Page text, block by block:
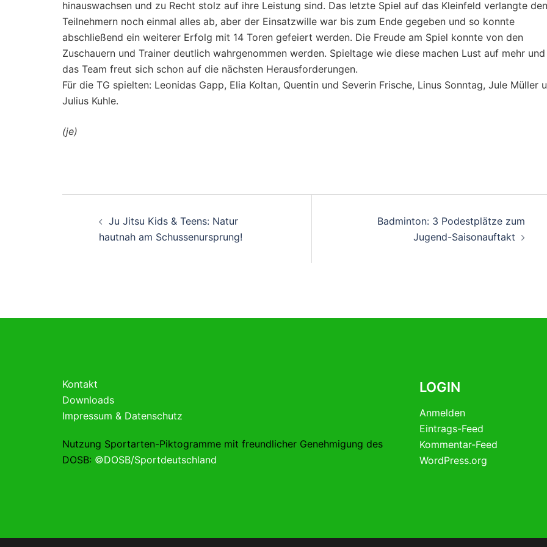
hinauswachsen und zu Recht stolz auf ihre Leistung sind. Das letzte Spiel auf das Kleinfeld verlangte den
Teilnehmern noch einmal alles ab, aber der Einsatzwille war bis zum Ende gegeben und so konnte
abschließend ein weiterer Erfolg mit 14 Toren gefeiert werden. Die Freude am Spiel konnte von den
Zuschauern und Trainer deutlich wahrgenommen werden. Spieltage wie diese machen Lust auf mehr und
das Team freut sich schon auf die nächsten Herausforderungen.
Für die TG spielten: Leonidas Gapp, Elia Koltan, Quentin und Severin Frische, Linus Sonntag, Jule Müller
Julius Kuhle.
(je)
Ju Jitsu Kids & Teens: Natur
hautnah am Schussenursprung!
Badminton: 3 Podestplätze zum
Jugend-Saisonauftakt
Kontakt
Downloads
Impressum & Datenschutz
Nutzung Sportarten-Piktogramme mit freundlicher Genehmigung des
DOSB: ©DOSB/Sportdeutschland
LOGIN
Anmelden
Eintrags-Feed
Kommentar-Feed
WordPress.org